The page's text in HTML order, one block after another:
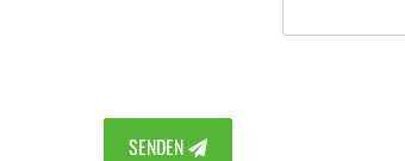
SENDEN